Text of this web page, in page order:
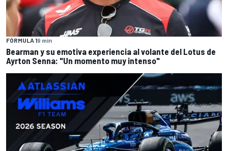
FÓRMULA 19 min
Bearman y su emotiva experiencia al volante del Lotus de
Ayrton Senna: "Un momento muy intenso"